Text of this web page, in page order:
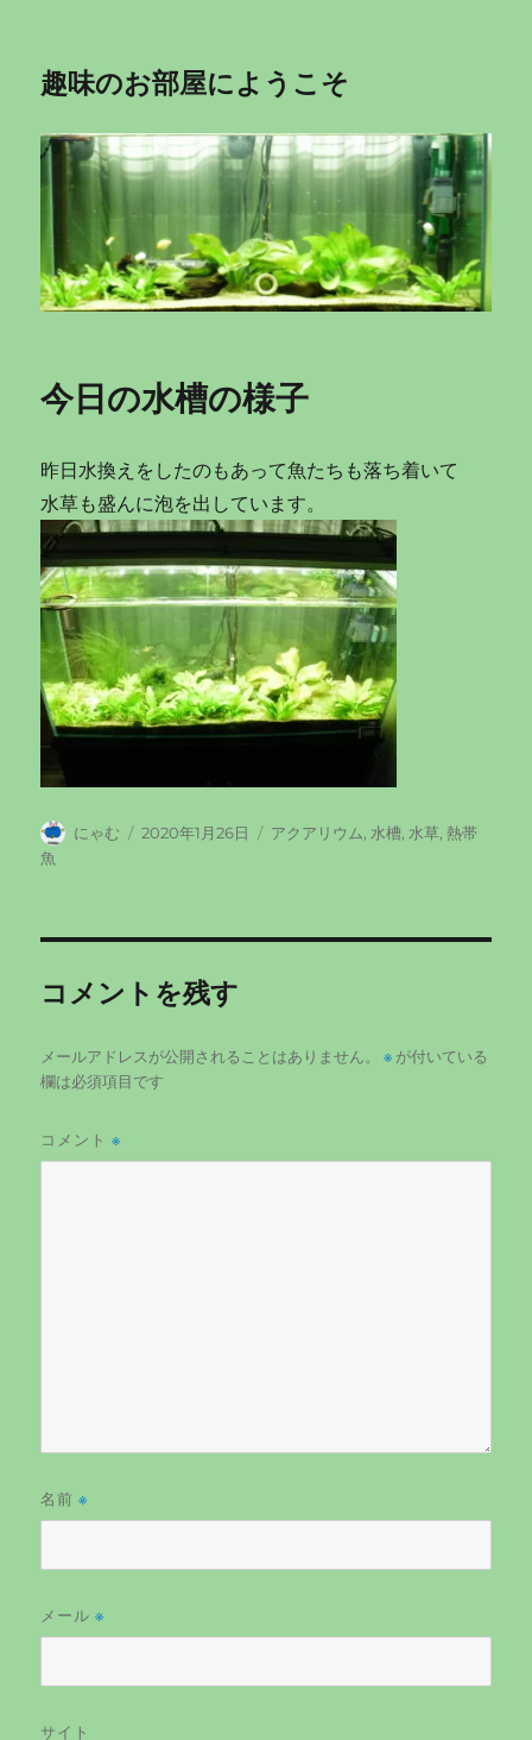
趣味のお部屋にようこそ
今日の水槽の様子
昨日水換えをしたのもあって魚たちも落ち着いて
水草も盛んに泡を出しています。
投
にゃむ
投
2020年1月26日
カ
アクアリウム, 水槽, 水草,熱帯
魚
コメントを残す
メールアドレスが公開されることはありません。 ※ が付いている
欄は必須項目です
コメント※
名前※
メール※
サイト